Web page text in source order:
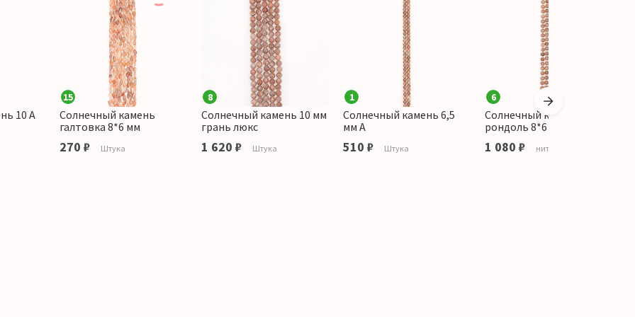
10 А
15
Солнечный камень
галтовка 8*6 мм
270 ₽ Штука
8
Солнечный камень 10 мм
грань люкс
1 620 ₽ Штука
1
Солнечный камень 6,5
мм А
510 ₽ Штука
6
Солнечный камень
рондоль 8*6 мм грань
1 080 ₽ нить